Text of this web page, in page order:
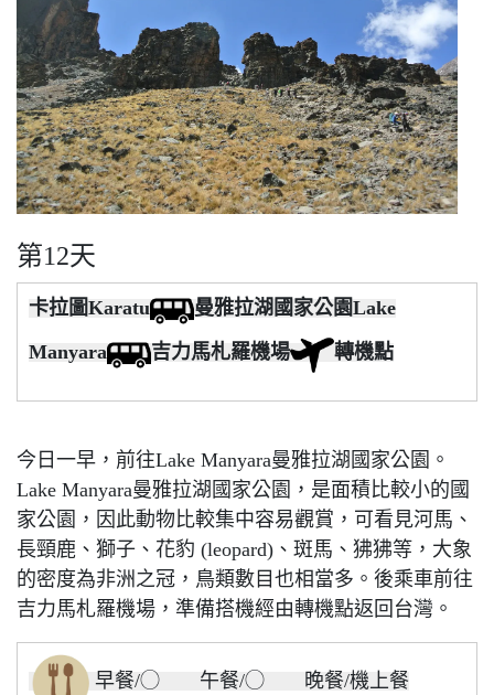
第12天
卡拉圖Karatu
曼雅拉湖國家公園Lake
Manyara
吉力馬札羅機場 轉機點
今日一早，前往Lake Manyara曼雅拉湖國家公園。
Lake Manyara曼雅拉湖國家公園，是面積比較小的國
家公園，因此動物比較集中容易觀賞，可看見河馬、
長頸鹿、獅子、花豹 (leopard)、斑馬、狒狒等，大象
的密度為非洲之冠，鳥類數目也相當多。後乘車前往
吉力馬札羅機場，準備搭機經由轉機點返回台灣。
早餐/◯ 午餐/◯ 晚餐/機上餐